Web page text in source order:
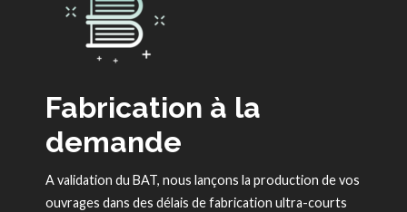
Fabrication à la
demande
A validation du BAT, nous lançons la production de vos
ouvrages dans des délais de fabrication ultra-courts